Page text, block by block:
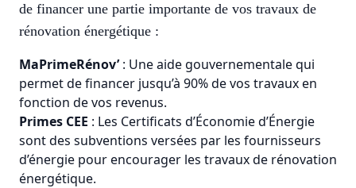
de financer une partie importante de vos travaux de
rénovation énergétique :
MaPrimeRénov’: Une aide gouvernementale qui
permet de financer jusqu’à 90% de vos travaux en
fonction de vos revenus.
Primes CEE : Les Certificats d’Économie d’Énergie
sont des subventions versées par les fournisseurs
d’énergie pour encourager les travaux de rénovation
énergétique.